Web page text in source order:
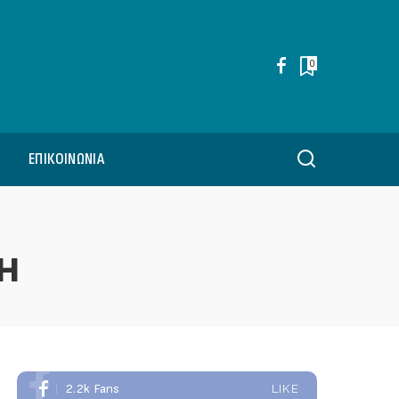
0
ΕΠΙΚΟΙΝΩΝΊΑ
2.2k Fans LIKE